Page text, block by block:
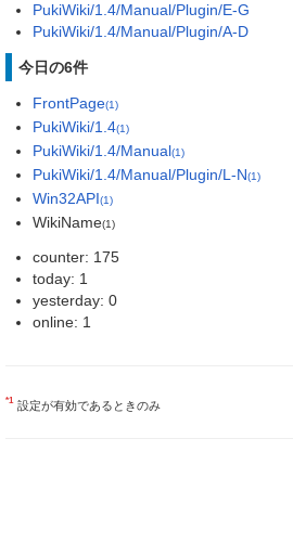
PukiWiki/1.4/Manual/Plugin/E-G
PukiWiki/1.4/Manual/Plugin/A-D
今日の6件
FrontPage(1)
PukiWiki/1.4(1)
PukiWiki/1.4/Manual(1)
PukiWiki/1.4/Manual/Plugin/L-N(1)
Win32API(1)
WikiName(1)
counter: 175
today: 1
yesterday: 0
online: 1
*1 設定が有効であるときのみ